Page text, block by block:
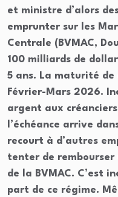
et ministre d’alors
emprunter sur les
Centrale (BVMAC,
100 milliards de
5 ans. La maturité
Février-Mars 2026.
argent aux
l’échéance arrive
recourt à d’autres
tenter de rembourser
de la BVMAC. C’est
part de ce régime.